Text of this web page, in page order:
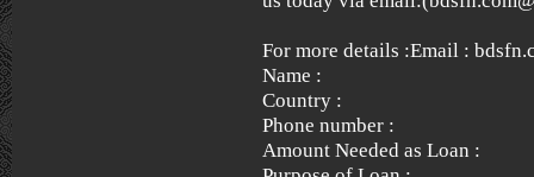
For more details :Email :
Name :
Country :
Phone number :
Amount Needed as Loan :